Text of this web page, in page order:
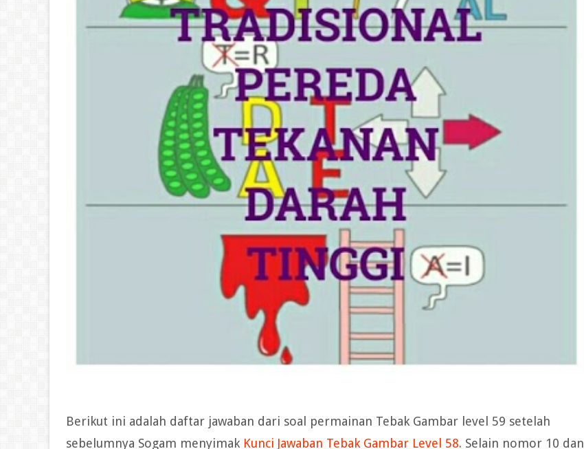
Berikut ini adalah daftar jawaban dari soal permainan Tebak Gambar level 59 setelah
sebelumnya Sogam menyimak Kunci Jawaban Tebak Gambar Level 58. Selain nomor 10 dan